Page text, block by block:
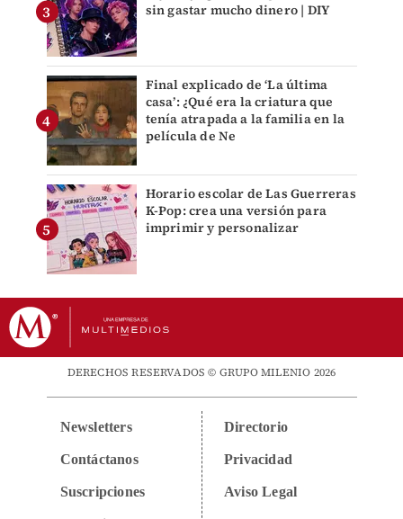
sin gastar mucho dinero | DIY
Final explicado de ‘La última
casa’: ¿Qué era la criatura que
tenía atrapada a la familia en la
película de Ne
Horario escolar de Las Guerreras
K-Pop: crea una versión para
imprimir y personalizar
DERECHOS RESERVADOS © GRUPO MILENIO 2026
Newsletters
Contáctanos
Suscripciones
Directorio
Privacidad
Aviso Legal